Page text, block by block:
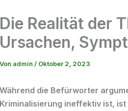
Die Realität der
Ursachen,
Von admin / Oktober 2, 2023
Während die Befürworter
Kriminalisierung ineffektiv ist, ist